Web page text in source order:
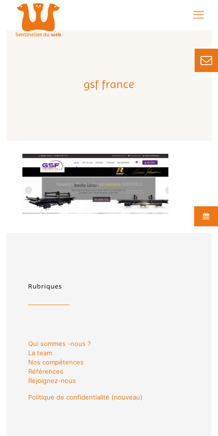
gsf france
Rubriques
Qui sommes -nous ?
La team
Nos compétences
Références
Rejoignez-nous
Politique de confidentialité (nouveau)